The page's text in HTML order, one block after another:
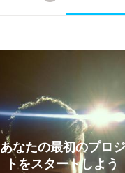
あなたの最初のプロ
トをスタートしよう